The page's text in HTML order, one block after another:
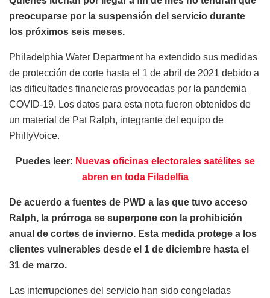
preocuparse por la suspensión del servicio durante
los próximos seis meses.
Philadelphia Water Department ha extendido sus medidas
de protección de corte hasta el 1 de abril de 2021 debido a
las dificultades financieras provocadas por la pandemia
COVID-19. Los datos para esta nota fueron obtenidos de
un material de Pat Ralph, integrante del equipo de
PhillyVoice.
Puedes leer: Nuevas oficinas electorales satélites se
abren en toda Filadelfia
De acuerdo a fuentes de PWD a las que tuvo acceso
Ralph, la prórroga se superpone con la prohibición
anual de cortes de invierno. Esta medida protege a los
clientes vulnerables desde el 1 de diciembre hasta el
31 de marzo.
Las interrupciones del servicio han sido congeladas